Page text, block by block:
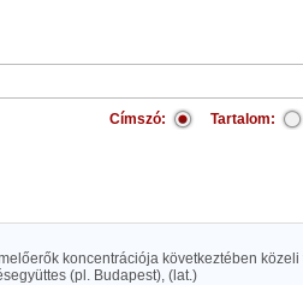
Címszó: Tartalom:
koncentrációja következtében
(pl. Budapest), (lat.)